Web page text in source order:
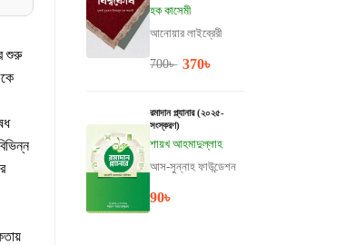
হক কাসেমী
আনোয়ার লাইব্রেরী
700৳ 370৳
রমাদান প্ল্যানার (২০২৫-
সংস্করণ)
শায়খ আহমাদুল্লাহ
আস-সুন্নাহ ফাউন্ডেশন
90৳
শুরু